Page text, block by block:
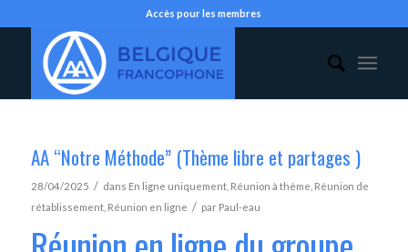
Accès pour les membres
AA “Notre Méthode” (Thème libre et partages )
28/04/2025 / dans En ligne uniquement, Réunion à thème Réunion de
rétablissement, Réunion en ligne / par Paul-eau